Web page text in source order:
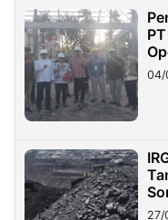
04/
27/